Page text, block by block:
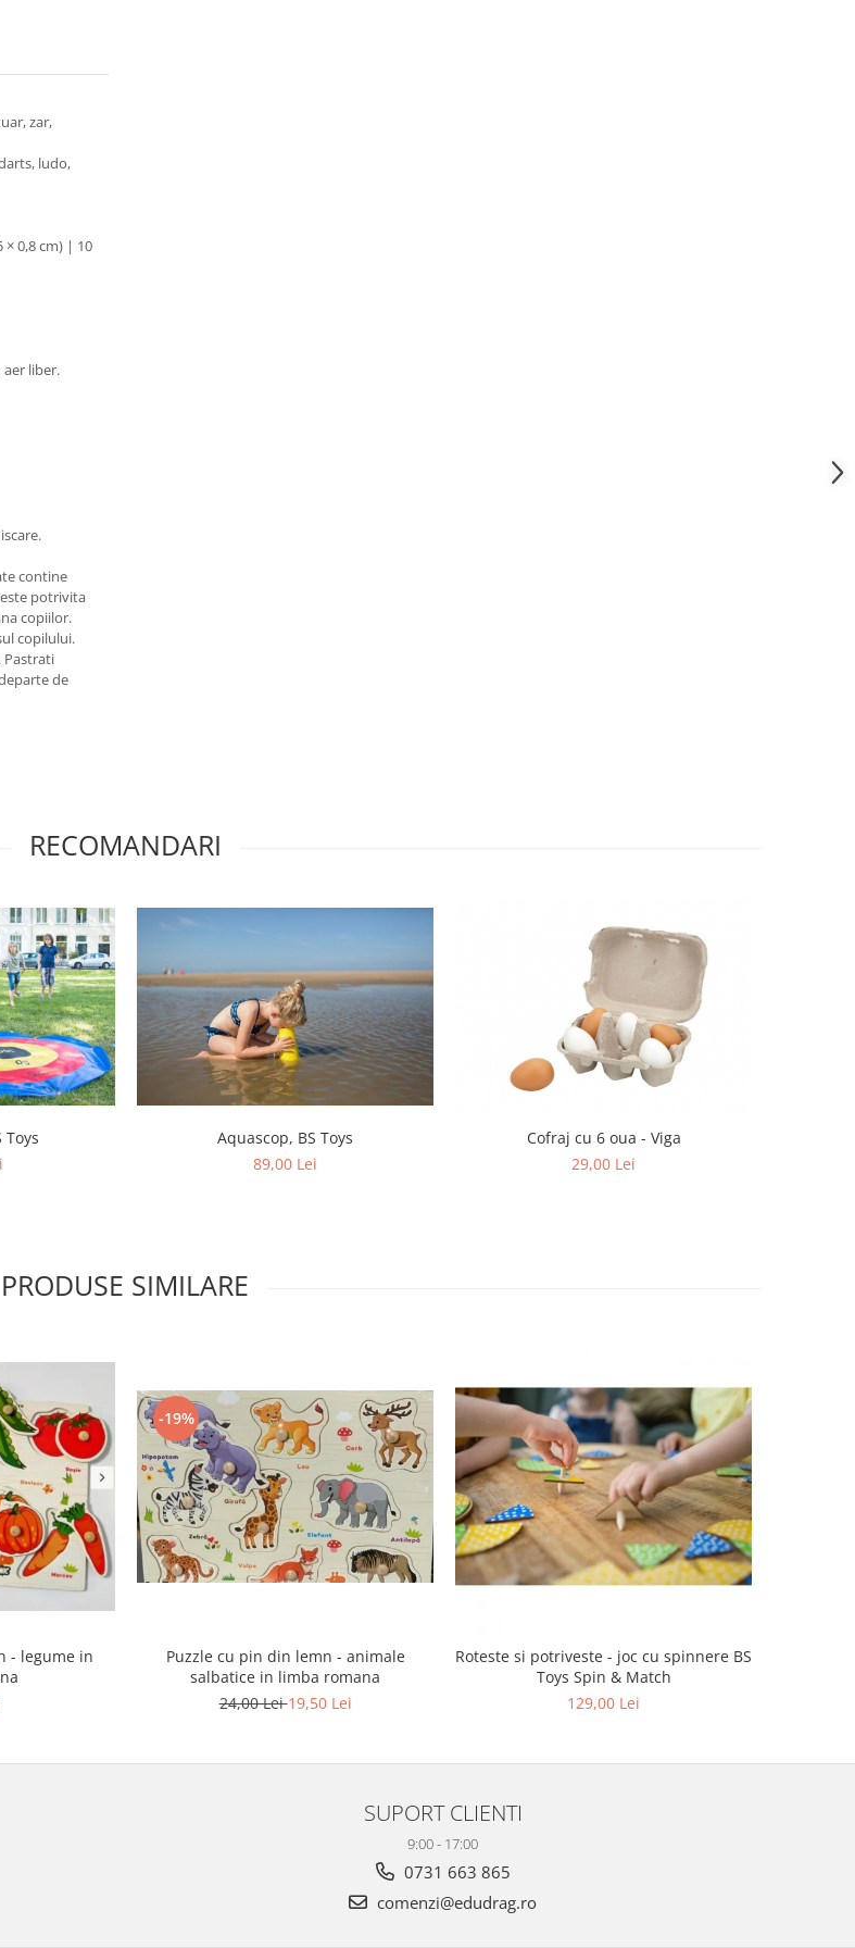
zar,
ludo,
× 0,8 cm) | 10
liber.
contine
potrivita
copiilor.
copilului.
Pastrati
de
RECOMANDARI
Toys
Aquascop, BS Toys
89,00 Lei
Cofraj cu 6 oua - Viga
29,00 Lei
PRODUSE SIMILARE
- legume in
-19%
Puzzle cu pin din lemn - animale
salbatice in limba romana
24,00 Lei19,50 Lei
Roteste si potriveste - joc cu spinnere BS
Toys Spin & Match
129,00 Lei
SUPORT CLIENTI
9:00 - 17:00
0731 663 865
comenzi@edudrag.ro